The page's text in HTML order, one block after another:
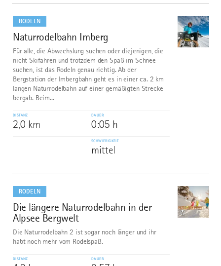
RODELN
5
Naturrodelbahn Imberg
©
Für alle, die Abwechslung suchen oder diejenigen, die
nicht Skifahren und trotzdem den Spaß im Schnee
suchen, ist das Rodeln genau richtig. Ab der
Bergstation der Imbergbahn geht es in einer ca. 2 km
langen Naturrodelbahn auf einer gemäßigten Strecke
bergab. Beim...
DISTANZ
2,0 km
DAUER
0:05 h
SCHWIERIGKEIT
mittel
dazu
RODELN
6
Die längere Naturrodelbahn in der
Alpsee Bergwelt
©
Die Naturrodelbahn 2 ist sogar noch länger und ihr
habt noch mehr vom Rodelspaß.
DISTANZ DAUER
dazu